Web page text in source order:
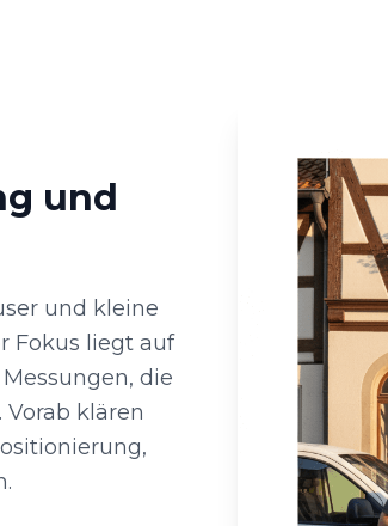
und
und kleine
Fokus liegt auf
die
klären